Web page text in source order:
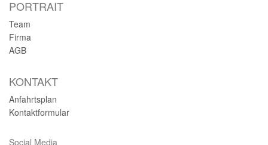
PORTRAIT
Team
Firma
AGB
KONTAKT
Anfahrtsplan
Kontaktformular
Social Media